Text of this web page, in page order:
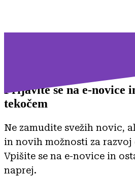
Prijavite se na e-novice
tekočem
Ne zamudite svežih novic,
in novih možnosti za
Vpišite se na e-novice in
naprej.